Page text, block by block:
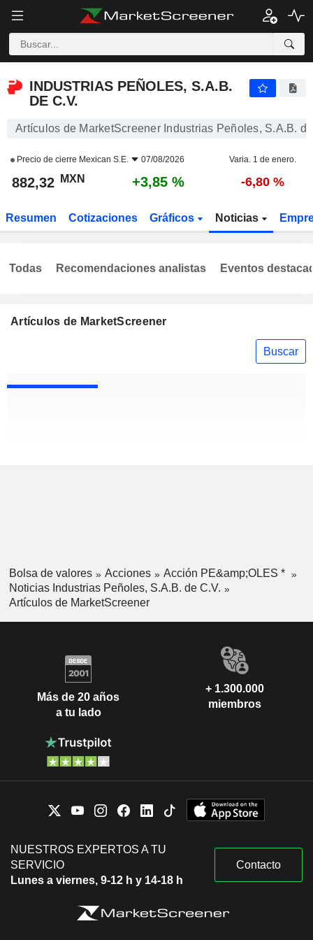
INDUSTRIAS PEÑOLES, S.A.B.
DE C.V.
Artículos de MarketScreener Industrias Peñoles, S.A.B.
Precio de cierre Mexican S.E. 07/08/2026 Varia. 1 de enero.
882,32 MXN +3,85 % -6,80 %
Resumen Cotizaciones Gráficos Noticias
Artículos de MarketScreener
Buscar
Todas Recomendaciones analistas Eventos
Bolsa de valores Acciones
Acción PE&amp;OLES *
Noticias Industrias Peñoles, S.A.B. de C.V.
Artículos de MarketScreener
Más de 20 años
a tu lado
+ 1.300.000
miembros
NUESTROS EXPERTOS A TU
SERVICIO
Lunes a viernes, 9-12 h y 14-18 h
Contacto